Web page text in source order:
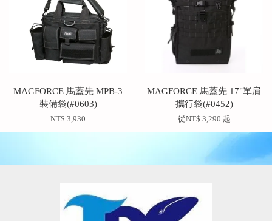
MAGFORCE 馬蓋先 MPB-3
裝備袋(#0603)
NT$ 3,930
MAGFORCE 馬蓋先 17"單肩
攜行袋(#0452)
從NT$ 3,290 起